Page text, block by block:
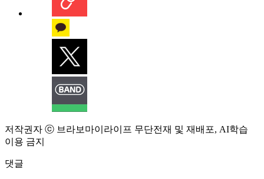
저작권자 ⓒ 브라보마이라이프 무단전재 및 재배포, AI학습
이용 금지
댓글